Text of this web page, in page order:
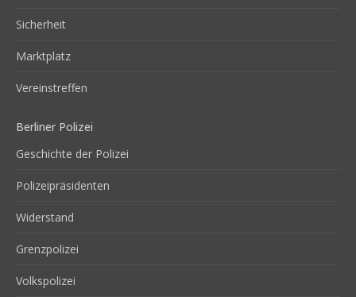
Sicherheit
Marktplatz
Vereinstreffen
Berliner Polizei
Geschichte der Polizei
Polizeipräsidenten
Widerstand
Grenzpolizei
Volkspolizei